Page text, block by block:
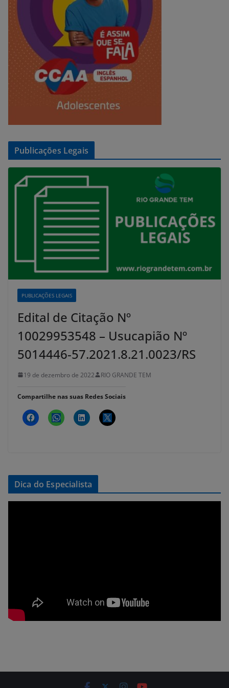
Publicações Legais
PUBLICAÇÕES LEGAIS
Edital de Citação Nº
10029953548 – Usucapião Nº
5014446-57.2021.8.21.0023/RS
19 de dezembro de 2022 RIO GRANDE TEM
Compartilhe nas suas Redes Sociais
Dica do Especialista